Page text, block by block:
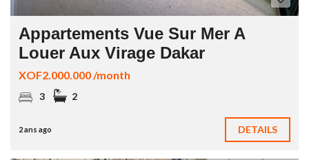
Appartements Vue Sur Mer A
Louer Aux Virage Dakar
XOF2.000.000 /month
3 2
2 ans ago DETAILS